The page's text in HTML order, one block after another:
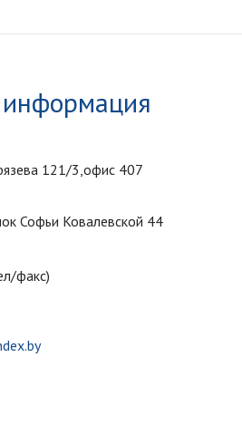
121/3,офис 407
Софьи Ковалевской 44
факс)